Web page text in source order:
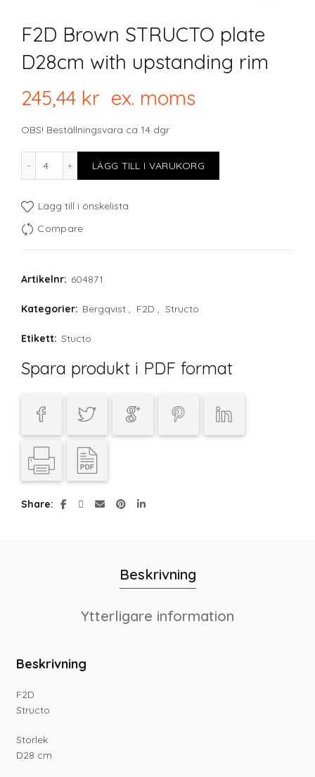
F2D Brown STRUCTO plate
D28cm with upstanding rim
245,44 kr ex. moms
OBS! Beställningsvara ca 14 dgr
F2D Brown STRUCTO plate D28cm with upstanding rim
LÄGG TILL I VARUKORG
Lägg till i önskelista
Compare
Artikelnr: 604871
Kategorier: Bergqvist , F2D , Structo
Etikett: Stucto
Spara produkt i PDF format
Share
Beskrivning
Ytterligare information
Beskrivning
F2D
Structo
Storlek
D28 cm